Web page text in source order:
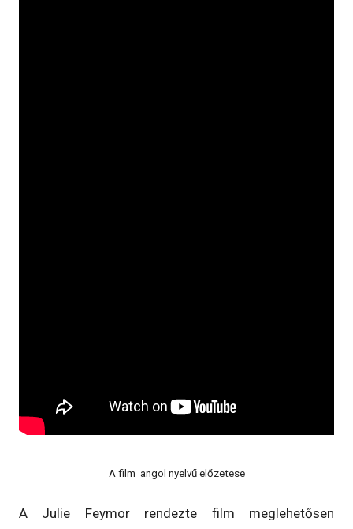
A film angol nyelvű előzetese
A Julie Feymor rendezte film meglehetősen